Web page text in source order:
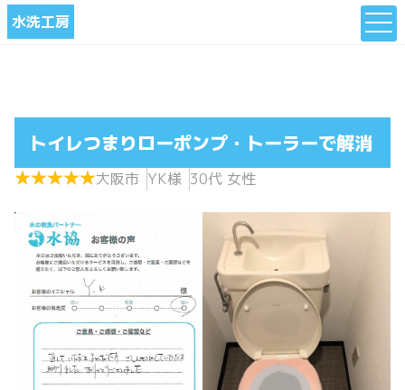
水洗工房
トイレつまりローポンプ・トーラーで解消
★★★★★
★★★★★大阪市 YK様 30代 女性